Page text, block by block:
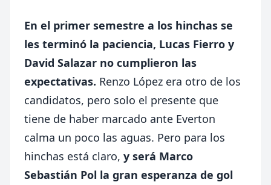
En el primer semestre a los hinchas se
les terminó la paciencia, Lucas Fierro y
David Salazar no cumplieron las
expectativas. Renzo López era otro de los
candidatos, pero solo el presente que
tiene de haber marcado ante Everton
calma un poco las aguas. Pero para los
hinchas está claro, y será Marco
Sebastián Pol la gran esperanza de gol